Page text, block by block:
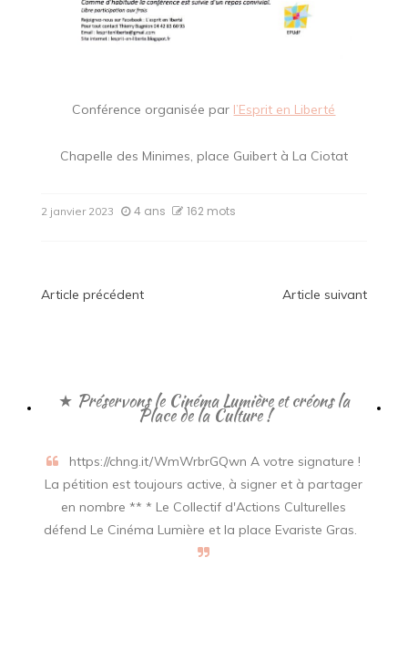
Conférence organisée par l’Esprit en Liberté
Chapelle des Minimes, place Guibert à La Ciotat
2 janvier 2023 4 ans 162 mots
Navigation
Article précédent Article suivant
★ Préservons le Cinéma Lumière et créons la
Place de la Culture !
https://chng.it/WmWrbrGQwn A votre signature !
La pétition est toujours active, à signer et à partager
en nombre ** * Le Collectif d'Actions Culturelles
défend Le Cinéma Lumière et la place Evariste Gras.